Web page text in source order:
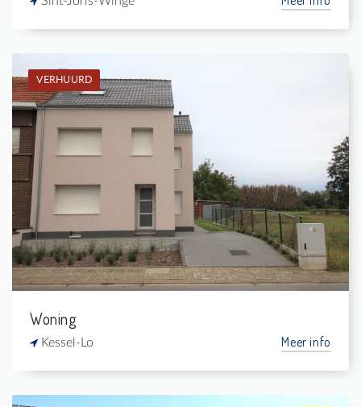
VERHUURD
Verhuurd: Hoekwoning
3
-
-
Woning
Kessel-Lo Meer info